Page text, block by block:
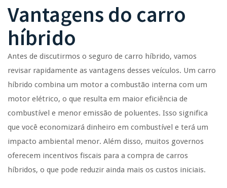
Vantagens do carro
híbrido
Antes de discutirmos o seguro de carro híbrido, vamos
revisar rapidamente as vantagens desses veículos. Um carro
híbrido combina um motor a combustão interna com um
motor elétrico, o que resulta em maior eficiência de
combustível e menor emissão de poluentes. Isso significa
que você economizará dinheiro em combustível e terá um
impacto ambiental menor. Além disso, muitos governos
oferecem incentivos fiscais para a compra de carros
híbridos, o que pode reduzir ainda mais os custos iniciais.